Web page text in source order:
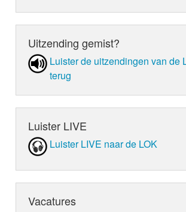
Uitzending gemist?
Luister de uit­zen­din­gen van de
terug
Luister LIVE
Luister LIVE naar de LOK
Vacatures